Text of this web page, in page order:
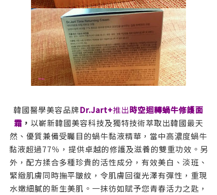
韓國醫學美容品牌Dr.Jart+推出時空迴轉蝸牛修護面
霜 ， 以嶄新韓國美容科技及獨特技術萃取出韓國最天
然、優質兼備受矚目的蝸牛黏液精華，當中高濃度蝸牛
黏液超過77％，提供卓越的修護及滋養的雙重功效。另
外，配方揉合多種珍貴的活性成分，有效美白、淡班、
緊緻肌膚同時撫平皺紋，令肌膚回復光澤有彈性，重現
水嫩細膩的新生美肌。一抹彷如賦予您青春活力之匙，